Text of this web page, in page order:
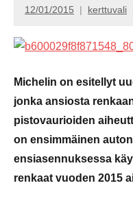
12/01/2015 kerttuvali
Michelin on esitellyt
jonka ansiosta
pistovaurioiden
on ensimmäinen
ensiasennuksessa
renkaat vuoden 2015